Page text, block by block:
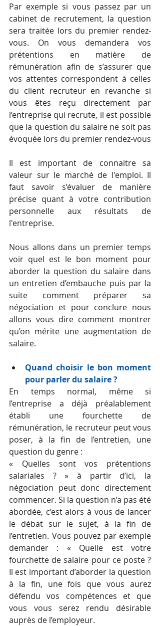
Par exemple si vous passez par un
cabinet de recrutement, la question
sera traitée lors du premier rendez-
vous. On vous demandera vos
prétentions en matière de
rémunération afin de s’assurer que
vos attentes correspondent à celles
du client recruteur en revanche si
vous êtes reçu directement par
l’entreprise qui recrute, il est possible
que la question du salaire ne soit pas
évoquée lors du premier rendez-vous
Il est important de connaitre sa
valeur sur le marché de l'emploi. Il
faut savoir s’évaluer de manière
précise quant à votre contribution
personnelle aux résultats de
l'entreprise.
Nous allons dans un premier temps
voir quel est le bon moment pour
aborder la question du salaire dans
un entretien d’embauche puis par la
suite comment préparer sa
négociation et pour conclure nous
allons vous dire comment montrer
qu’on mérite une augmentation de
salaire.
Quand choisir le bon moment
pour parler du salaire ?
En temps normal, même si
l’entreprise a déjà préalablement
établi une fourchette de
rémunération, le recruteur peut vous
poser, à la fin de l’entretien, une
question du genre :
« Quelles sont vos prétentions
salariales ? » à partir d’ici, la
négociation peut donc directement
commencer. Si la question n’a pas été
abordée, c’est alors à vous de lancer
le débat sur le sujet, à la fin de
l’entretien. Vous pouvez par exemple
demander : « Quelle est votre
fourchette de salaire pour ce poste ?
Il est important d’aborder la question
à la fin, une fois que vous aurez
défendu vos compétences et que
vous vous serez rendu désirable
auprès de l’employeur.